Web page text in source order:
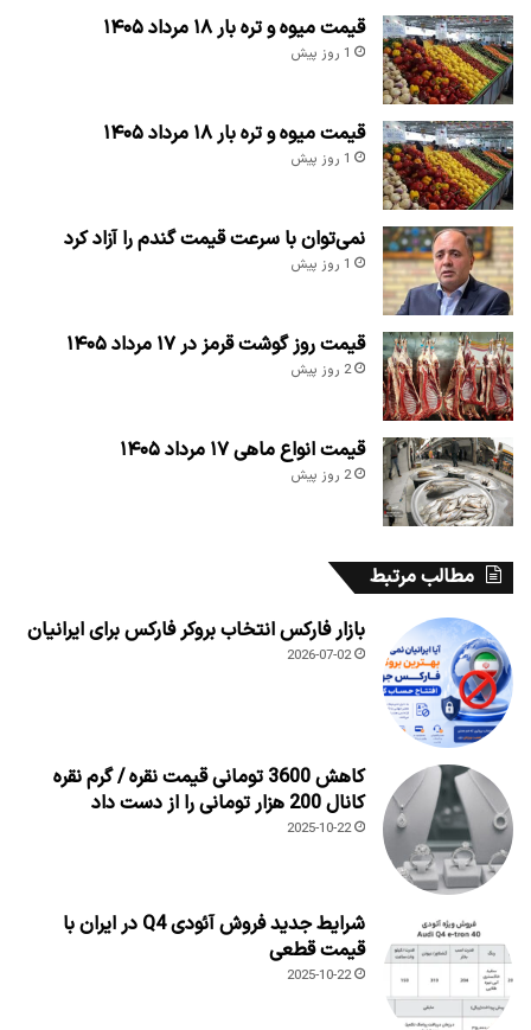
قیمت میوه و تره بار ۱۸ مرداد ۱۴۰۵
1 روز پیش
قیمت میوه و تره بار ۱۸ مرداد ۱۴۰۵
1 روز پیش
نمی‌توان با سرعت قیمت گندم را آزاد کرد
1 روز پیش
قیمت روز گوشت قرمز در ۱۷ مرداد ۱۴۰۵
2 روز پیش
قیمت انواع ماهی ۱۷ مرداد ۱۴۰۵
2 روز پیش
مطالب مرتبط
بازار فارکس انتخاب بروکر فارکس برای ایرانیان
2026-07-02
کاهش 3600 تومانی قیمت نقره / گرم نقره
کانال 200 هزار تومانی را از دست داد
2025-10-22
شرایط جدید فروش آئودی Q4 در ایران با
قیمت قطعی
2025-10-22